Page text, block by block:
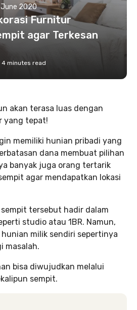
June 2020
Furnitur
agar Terkesan
4 minutes read
akan terasa luas dengan
yang tepat!
memiliki hunian pribadi yang
dana membuat pilihan
banyak juga orang tertarik
agar mendapatkan lokasi
tersebut hadir dalam
studio atau 1BR. Namun,
milik sendiri sepertinya
masalah.
bisa diwujudkan melalui
sempit.